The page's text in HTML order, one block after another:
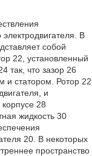
В
собой
22, установленный
так, что зазор 26
и статором. Ротор 22
и
28
жидкость 30
20. В некоторых
пространство